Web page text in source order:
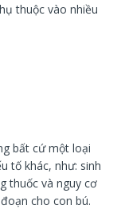
thuộc vào nhiều
bất cứ một loại
tố khác, như: sinh
thuốc và nguy cơ
cho con bú.